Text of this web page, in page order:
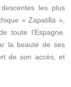
les plus
« Zapatilla »,
toute l’Espagne.
la beauté de ses
de son accès, et